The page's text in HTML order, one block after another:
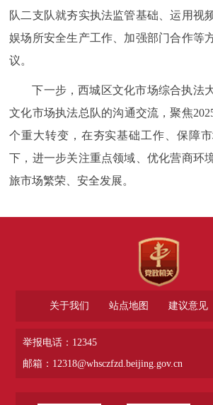
队二支队就夯实执法监管基础 、运用视
娱场所安全生产工作
加强部门合作等
议。
下一步，西城区文化市场综合执法
文化市场执法总队的沟通交流，聚焦
个重大转变，在夯实基础工作、保障
下，进一步关注重点领域、优化营商环
旅市场繁荣、安全发展。
关于我们 站点地图 建议意见
举报电话：12345
邮箱：12318@whsczfzd.beijing.gov.cn